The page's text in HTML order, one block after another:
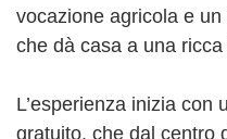
vocazione agricola e
che dà casa a una
L’esperienza inizia con
gratuito, che dal centro